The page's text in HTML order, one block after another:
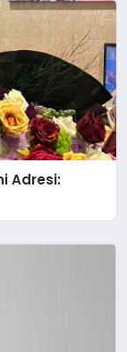
Adresi: